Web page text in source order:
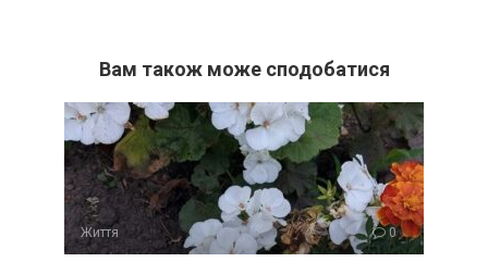
Вам також може сподобатися
Життя 0